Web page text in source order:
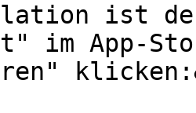
ist
im App-